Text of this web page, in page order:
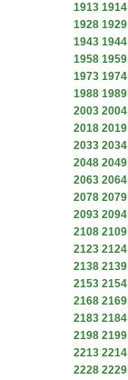
1913 1914
1928 1929
1943 1944
1958 1959
1973 1974
1988 1989
2003 2004
2018 2019
2033 2034
2048 2049
2063 2064
2078 2079
2093 2094
2108 2109
2123 2124
2138 2139
2153 2154
2168 2169
2183 2184
2198 2199
2213 2214
2228 2229